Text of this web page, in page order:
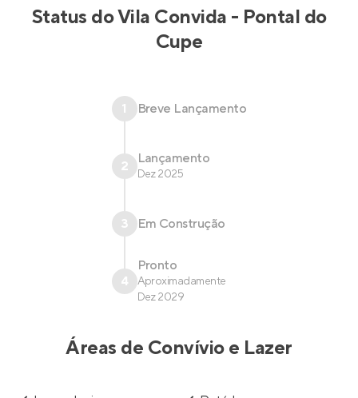
Status doVila Convida - Pontal do
Cupe
1 Breve Lançamento
2 Lançamento
Dez 2025
3 Em Construção
4
Pronto
Aproximadamente
Dez 2029
Áreas de Convívio e Lazer